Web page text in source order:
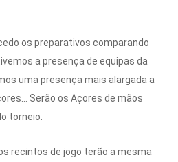
os preparativos comparando
a presença de equipas da
uma presença mais alargada a
Serão os Açores de mãos
torneio.
recintos de jogo terão a mesma